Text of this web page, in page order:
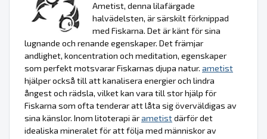
Ametist, denna lilafärgade
halvädelsten, är särskilt förknippad
med Fiskarna. Det är känt för sina
lugnande och renande egenskaper. Det främjar
andlighet, koncentration och meditation, egenskaper
som perfekt motsvarar Fiskarnas djupa natur. ametist
hjälper också till att kanalisera energier och lindra
ångest och rädsla, vilket kan vara till stor hjälp för
Fiskarna som ofta tenderar att låta sig överväldigas av
sina känslor. Inom litoterapi ärametistdärför det
idealiska mineralet för att följa med människor av